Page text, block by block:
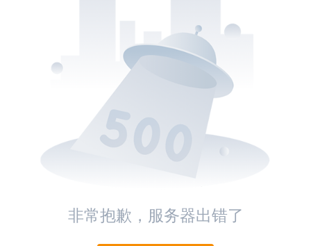
非常抱歉，服务器出错了